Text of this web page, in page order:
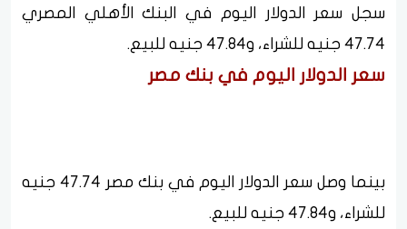
سجل سعر الدولار اليوم في البنك الأهلي المصري
47.74 جنيه للشراء، و47.84 جنيه للبيع.
سعر الدولار اليوم في بنك مصر
بينما وصل سعر الدولار اليوم في بنك مصر 47.74 جنيه
للشراء، و47.84 جنيه للبيع.